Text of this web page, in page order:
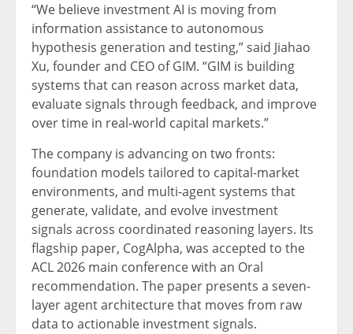
“We believe investment AI is moving from
information assistance to autonomous
hypothesis generation and testing,” said Jiahao
Xu, founder and CEO of GIM. “GIM is building
systems that can reason across market data,
evaluate signals through feedback, and improve
over time in real-world capital markets.”
The company is advancing on two fronts:
foundation models tailored to capital-market
environments, and multi-agent systems that
generate, validate, and evolve investment
signals across coordinated reasoning layers. Its
flagship paper, CogAlpha, was accepted to the
ACL 2026 main conference with an Oral
recommendation. The paper presents a seven-
layer agent architecture that moves from raw
data to actionable investment signals.